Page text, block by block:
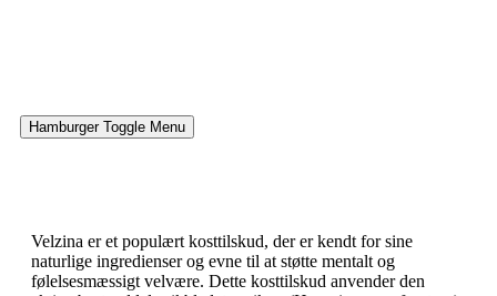
Hamburger Toggle Menu
Velzina er et populært kosttilskud, der er kendt for sine
naturlige ingredienser og evne til at støtte mentalt og
følelsesmæssigt velvære. Dette kosttilskud anvender den